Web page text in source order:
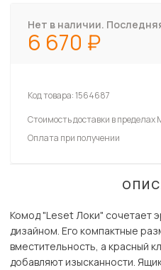
Нет в наличии.
6 670
Код товара:1564687
Стоимость доставки в пределах
Оплата при получении
Комод "Leset Локи" сочетает
дизайном. Его компактные
вместительность, а красный
добавляют изысканности.